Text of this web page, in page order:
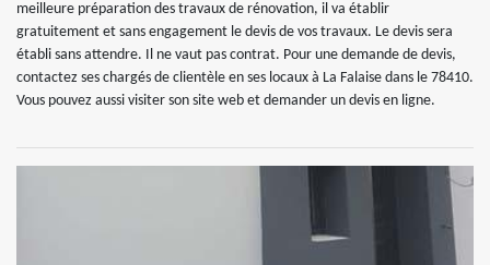
meilleure préparation des travaux de rénovation, il va établir
gratuitement et sans engagement le devis de vos travaux. Le devis sera
établi sans attendre. Il ne vaut pas contrat. Pour une demande de devis,
contactez ses chargés de clientèle en ses locaux à La Falaise dans le 78410.
Vous pouvez aussi visiter son site web et demander un devis en ligne.